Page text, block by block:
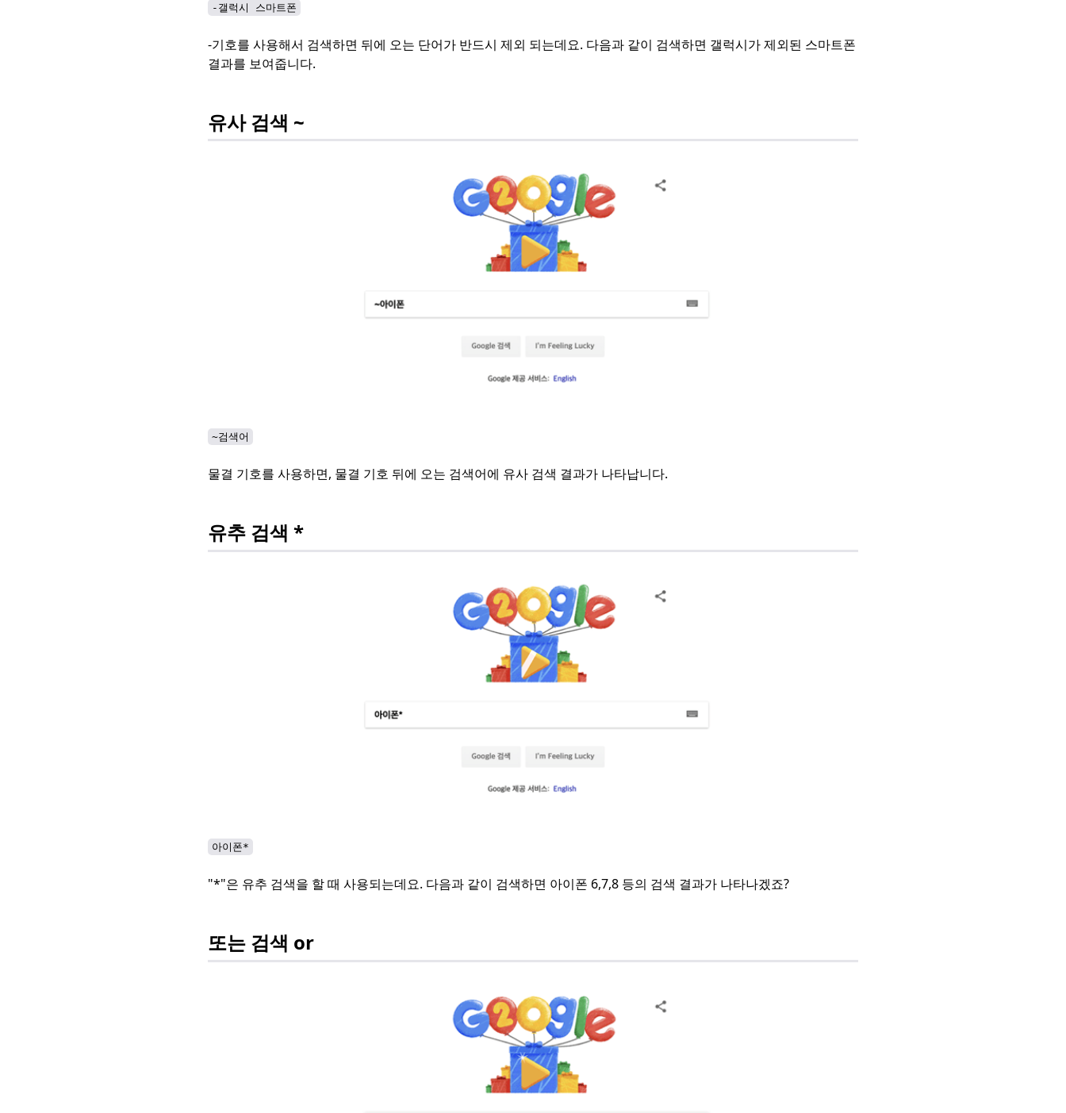
-갤럭시 스마트폰
-기호를 사용해서 검색하면 뒤에 오는 단어가 반드시 제외 되는데요. 다음과 같이 검색하면 갤럭시가 제외된 스마트폰
결과를 보여줍니다.
유사 검색 ~
~검색어
물결 기호를 사용하면, 물결 기호 뒤에 오는 검색어에 유사 검색 결과가 나타납니다.
유추 검색 *
아이폰*
"*"은 유추 검색을 할 때 사용되는데요. 다음과 같이 검색하면 아이폰 6,7,8 등의 검색 결과가 나타나겠죠?
또는 검색 or